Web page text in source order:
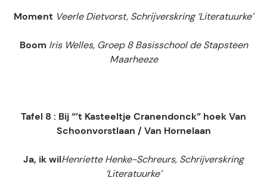
Moment Veerle Dietvorst, Schrijverskring ‘Literatuurke’
Boom Iris Welles, Groep 8 Basisschool de Stapsteen
Maarheeze
Tafel 8 : Bij “’t Kasteeltje Cranendonck” hoek Van
Schoonvorstlaan / Van Hornelaan
Ja, ik wilHenriette Henke-Schreurs, Schrijverskring
‘Literatuurke’